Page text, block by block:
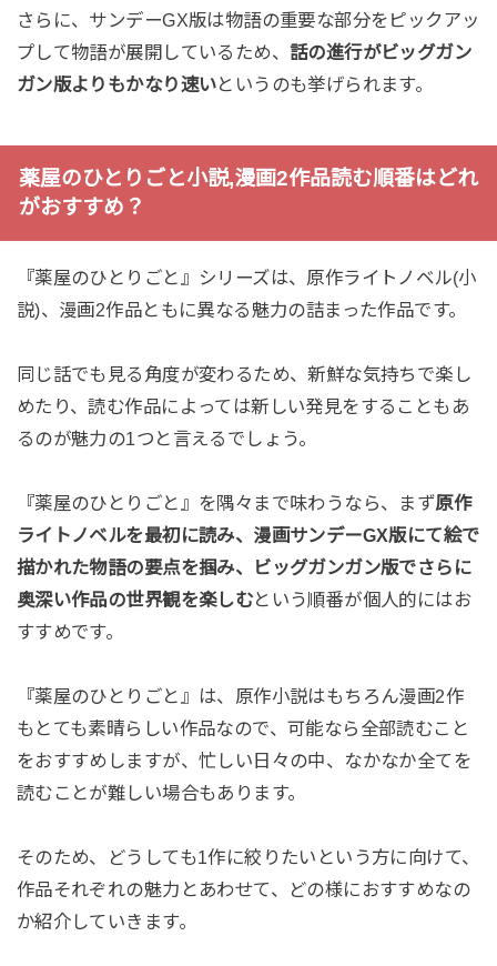
さらに、サンデーGX版は物語の重要な部分をピックアッ
プして物語が展開しているため、話の進行がビッグガン
ガン版よりもかなり速いというのも挙げられます。
薬屋のひとりごと小説,漫画2作品読む順番はどれ
がおすすめ？
『薬屋のひとりごと』シリーズは、原作ライトノベル(小
説)、漫画2作品ともに異なる魅力の詰まった作品です。
同じ話でも見る角度が変わるため、新鮮な気持ちで楽し
めたり、読む作品によっては新しい発見をすることもあ
るのが魅力の1つと言えるでしょう。
『薬屋のひとりごと』を隅々まで味わうなら、まず原作
ライトノベルを最初に読み、漫画サンデーGX版にて絵で
描かれた物語の要点を掴み、ビッグガンガン版でさらに
奥深い作品の世界観を楽しむという順番が個人的にはお
すすめです。
『薬屋のひとりごと』は、原作小説はもちろん漫画2作
もとても素晴らしい作品なので、可能なら全部読むこと
をおすすめしますが、忙しい日々の中、なかなか全てを
読むことが難しい場合もあります。
そのため、どうしても1作に絞りたいという方に向けて、
作品それぞれの魅力とあわせて、どの様におすすめなの
か紹介していきます。